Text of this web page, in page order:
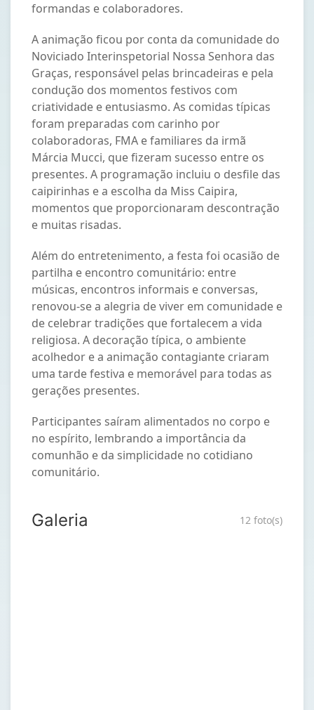
formandas e colaboradores.
A animação ficou por conta da comunidade do
Noviciado Interinspetorial Nossa Senhora das
Graças, responsável pelas brincadeiras e pela
condução dos momentos festivos com
criatividade e entusiasmo. As comidas típicas
foram preparadas com carinho por
colaboradoras, FMA e familiares da irmã
Márcia Mucci, que fizeram sucesso entre os
presentes. A programação incluiu o desfile das
caipirinhas e a escolha da Miss Caipira,
momentos que proporcionaram descontração
e muitas risadas.
Além do entretenimento, a festa foi ocasião de
partilha e encontro comunitário: entre
músicas, encontros informais e conversas,
renovou‑se a alegria de viver em comunidade e
de celebrar tradições que fortalecem a vida
religiosa. A decoração típica, o ambiente
acolhedor e a animação contagiante criaram
uma tarde festiva e memorável para todas as
gerações presentes.
Participantes saíram alimentados no corpo e
no espírito, lembrando a importância da
comunhão e da simplicidade no cotidiano
comunitário.
Galeria 12 foto(s)